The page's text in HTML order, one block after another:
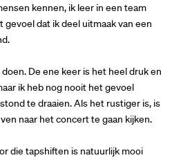
kennen, ik leer in een team
gevoel dat ik deel uitmaak van een
De ene keer is het heel druk en
ik heb nog nooit het gevoel
te draaien. Als het rustiger is, is
naar het concert te gaan kijken.
die tapshiften is natuurlijk mooi